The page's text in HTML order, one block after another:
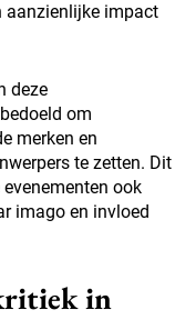
aanzienlijke impact
deze
om
merken en
te zetten. Dit
ook
imago en invloed
in